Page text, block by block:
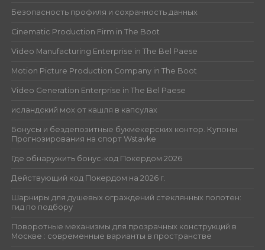
Безопасность профиля и сохранность данных
Cinematic Production Firm in The Boot
Video Manufacturing Enterprise in The Bel Paese
Motion Picture Production Company in The Boot
Video Generation Enterprise in The Bel Paese
исландский мох от кашля в капсулах
Бонусы и бездепозитные букмекерских контор. Купоны.
Прогнозирования на спорт Wstavke
Где обнаружить бонус-код Покердом 2026
Действующий код Покердом на 2026 г.
Шарниры для душевых ограждений стеклянных полотен:
гид по подбору
Поворотные механизмы для прозрачных конструкций в
Москве : современные варианты в пространстве